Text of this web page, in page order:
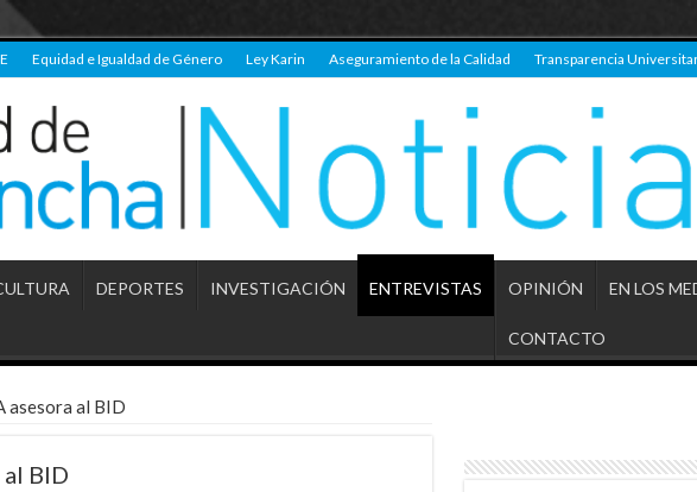
Equidad e Igualdad de Género Ley Karin Aseguramiento de la Calidad Transparencia
DEPORTES INVESTIGACIÓN ENTREVISTAS OPINIÓN EN LOS
CONTACTO
asesora al BID
BID